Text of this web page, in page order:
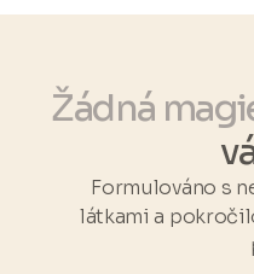
Žádná
Formulováno s
látkami a